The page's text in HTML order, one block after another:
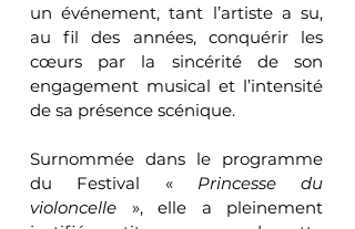
un événement, tant l’artiste a su,
au fil des années, conquérir les
cœurs par la sincérité de son
engagement musical et l’intensité
de sa présence scénique.
Surnommée dans le programme
du Festival « Princesse du
violoncelle », elle a pleinement